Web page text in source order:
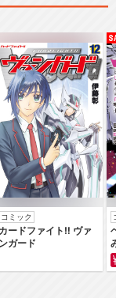
コミック
カードファイト‼ ヴァ
ンガード